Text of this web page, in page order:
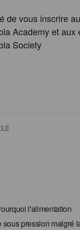
de vous inscrire
Academy et aux
Society
l'alimentation
sous pression malgré